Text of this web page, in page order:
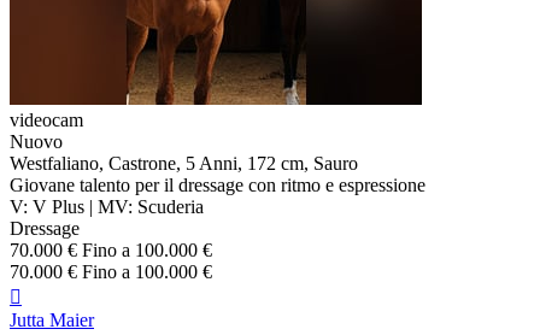
videocam
Nuovo
Westfaliano, Castrone, 5 Anni, 172 cm, Sauro
Giovane talento per il dressage con ritmo e espressione
V: V Plus | MV: Scuderia
Dressage
70.000 € Fino a 100.000 €
70.000 € Fino a 100.000 €

Jutta Maier